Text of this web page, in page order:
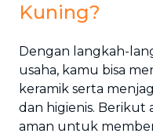
Kuning?
Dengan langkah-
usaha, kamu bisa
keramik serta
dan higienis. Berikut
aman untuk